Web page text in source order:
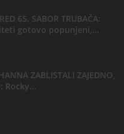
65. SABOR TRUBAČA:
gotovo popunjeni,...
ZABLISTALI ZAJEDNO,
Rocky...